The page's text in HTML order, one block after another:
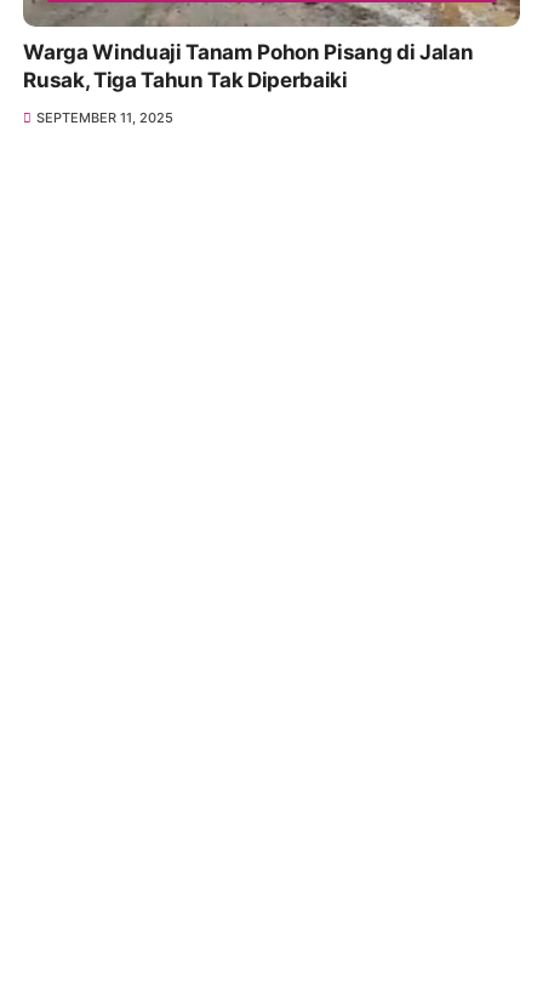
Warga Winduaji Tanam Pohon Pisang di Jalan
Rusak, Tiga Tahun Tak Diperbaiki
SEPTEMBER 11, 2025